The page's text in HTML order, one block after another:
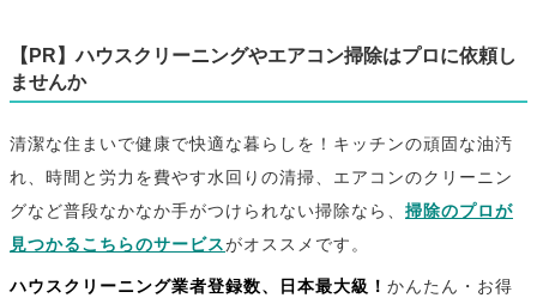
【PR】ハウスクリーニングやエアコン掃除はプロに依頼し
ませんか
清潔な住まいで健康で快適な暮らしを！キッチンの頑固な油汚
れ、時間と労力を費やす水回りの清掃、エアコンのクリーニン
グなど普段なかなか手がつけられない掃除なら、 掃除のプロが
見つかるこちらのサービスがオススメです。
ハウスクリーニング業者登録数、日本最大級！ かんたん・お得